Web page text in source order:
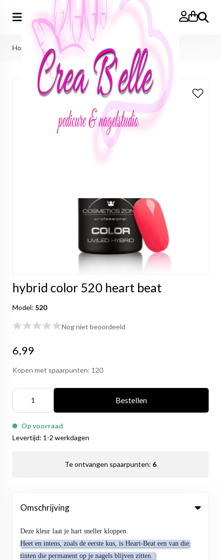
Zoeken
Home hybrid color 520 heart beat
hybrid color 520 heart beat
Model: 520
Nog niet beoordeeld
6,99
Kopen met spaarpunten: 120
Bestellen
Op voorraad
Levertijd: 1-2 werkdagen
Te ontvangen spaarpunten: 6
Omschrijving
Deze kleur laat je hart sneller kloppen.
Heet en intens, zoals de eerste kus, is Heart-Beat een van die
tinten die permanent op je nagels blijven zitten.